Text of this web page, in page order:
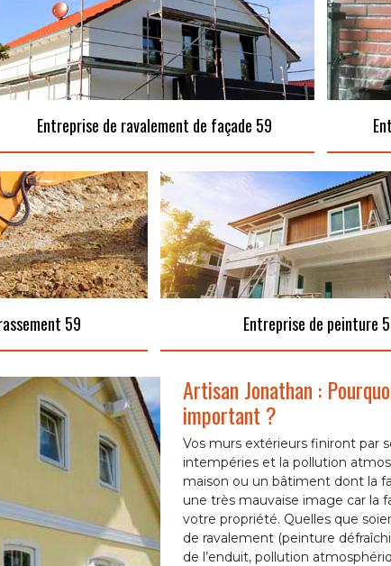
Entreprise de ravalement de façade 59
59 Entreprise de peinture
Artisan Jonathan :
important ?
Vos murs extérieurs finiront par
intempéries et la pollution
maison ou un bâtiment dont la
une très mauvaise image car la
votre propriété. Quelles que
de ravalement (peinture
de l’enduit, pollution